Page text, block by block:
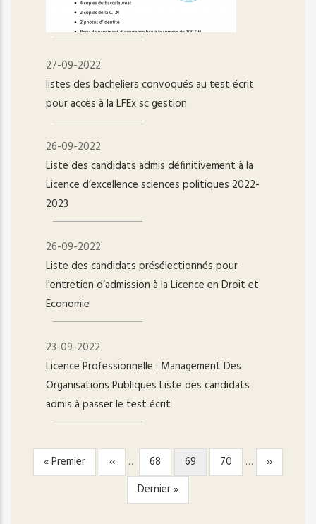
27-09-2022
listes des bacheliers convoqués au test écrit
pour accès à la LFEx sc gestion
26-09-2022
Liste des candidats admis définitivement à la
Licence d’excellence sciences politiques 2022-
2023
26-09-2022
Liste des candidats présélectionnés pour
l'entretien d’admission à la Licence en Droit et
Economie
23-09-2022
Licence Professionnelle : Management Des
Organisations Publiques Liste des candidats
admis à passer le test écrit
PAGINATION
Première
page
« Premier
Page
précédente
‹‹ … Page
68
Page
courante
69 Page
70 …
Page
suivante
››
Dernière
page
Dernier »